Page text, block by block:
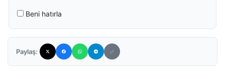
Beni hatırla
Paylaş: